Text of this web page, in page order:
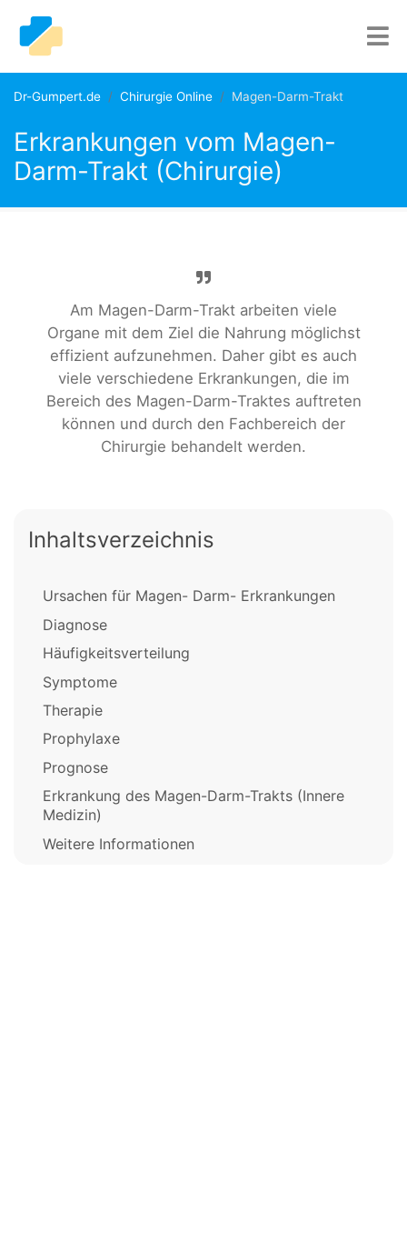
Dr-Gumpert.de Chirurgie Online Magen-Darm-Trakt
Erkrankungen vom Magen-
Darm-Trakt (Chirurgie)
Am Magen-Darm-Trakt arbeiten viele
Organe mit dem Ziel die Nahrung möglichst
effizient aufzunehmen. Daher gibt es auch
viele verschiedene Erkrankungen, die im
Bereich des Magen-Darm-Traktes auftreten
können und durch den Fachbereich der
Chirurgie behandelt werden.
Inhaltsverzeichnis
Ursachen für Magen- Darm- Erkrankungen
Diagnose
Häufigkeitsverteilung
Symptome
Therapie
Prophylaxe
Prognose
Erkrankung des Magen-Darm-Trakts (Innere
Medizin)
Weitere Informationen